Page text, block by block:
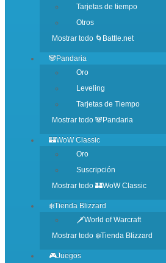
Tarjetas de tiempo
Otros
Mostrar todo 🌀Battle.net
🐼Pandaria
Oro
Leveling
Tarjetas de Tiempo
Mostrar todo 🐼Pandaria
🏰WoW Classic
Oro
Suscripción
Mostrar todo 🏰WoW Classic
❄️Tienda Blizzard
🗡️World of Warcraft
Mostrar todo ❄️Tienda Blizzard
🎮Juegos